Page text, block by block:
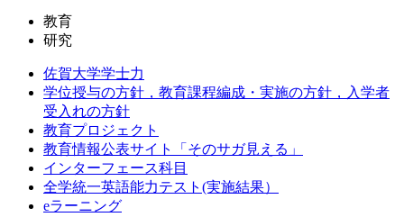
教育
研究
佐賀大学学士力
学位授与の方針，教育課程編成・実施の方針，入学者
受入れの方針
教育プロジェクト
教育情報公表サイト「そのサガ見える」
インターフェース科目
全学統一英語能力テスト(実施結果）
eラーニング